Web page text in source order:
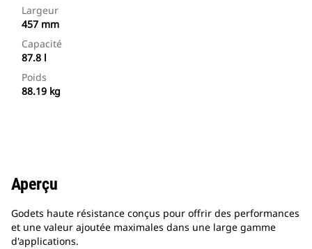
Largeur
457 mm
Capacité
87.8 l
Poids
88.19 kg
Aperçu
Godets haute résistance conçus pour offrir des performances
et une valeur ajoutée maximales dans une large gamme
d'applications.